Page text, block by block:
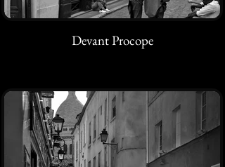
Devant Procope